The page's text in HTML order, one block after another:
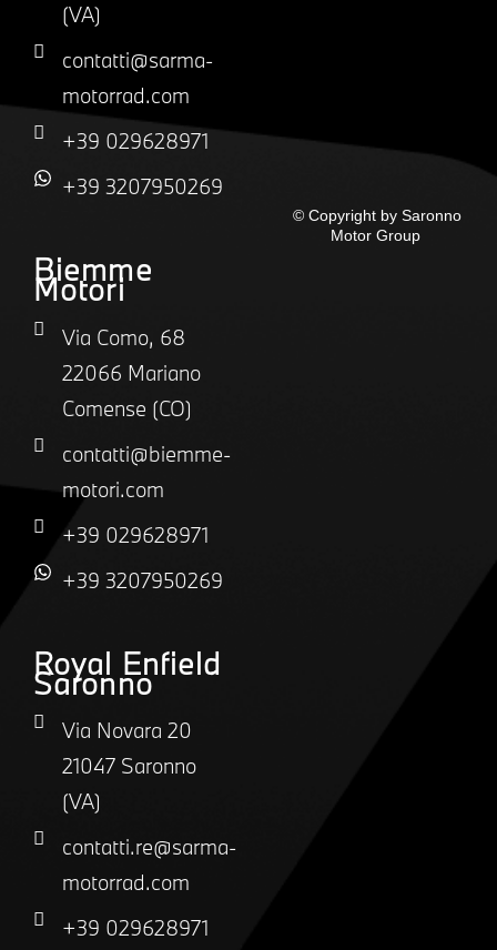
(VA)
contatti@sarma-
motorrad.com
+39 029628971
+39 3207950269
Biemme
Motori
Via Como, 68
22066 Mariano
Comense (CO)
contatti@biemme-
motori.com
+39 029628971
+39 3207950269
Royal Enfield
Saronno
Via Novara 20
21047 Saronno
(VA)
contatti.re@sarma-
motorrad.com
+39 029628971
© Copyright by Saronno
Motor Group